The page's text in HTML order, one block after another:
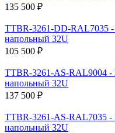
135 500 ₽
TTBR-3261-DD-RAL7035
напольный 32U
105 500 ₽
TTBR-3261-AS-RAL9004
напольный 32U
137 500 ₽
TTBR-3261-AS-RAL7035
напольный 32U